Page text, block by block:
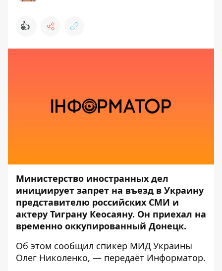
👍
Министерство иностранных дел
инициирует запрет на въезд в Украину
представителю российских СМИ и
актеру Тиграну Кеосаяну. Он приехал на
временно оккупированный Донецк.
Об этом сообщил спикер МИД Украины
Олег Николенко, — передаёт Информатор.